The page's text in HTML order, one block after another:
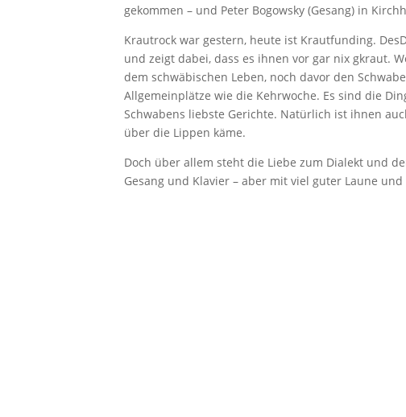
gekommen – und Peter Bogowsky (Gesang) in
Krautrock war gestern, heute ist Krautfunding.
und zeigt dabei, dass es ihnen vor gar nix gkraut.
dem schwäbischen Leben, noch davor den
Allgemeinplätze wie die Kehrwoche. Es sind die
Schwabens liebste Gerichte. Natürlich ist ihnen
über die Lippen käme.
Doch über allem steht die Liebe zum Dialekt und
Gesang und Klavier – aber mit viel guter Laune und